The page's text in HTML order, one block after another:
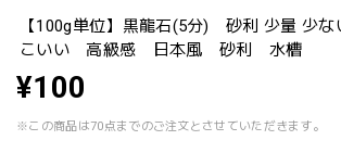
【100g単位】黒龍石(5分) 砂利 少量 少
こいい 高級感 日本風 砂利 水槽
¥100
※この商品は70点までのご注文とさせていただきます。